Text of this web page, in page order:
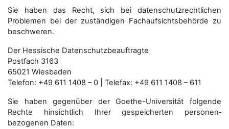
Sie haben das Recht, sich bei datenschutzrechtlichen
Problemen bei der zuständigen Fachauf­sichts­behörde zu
beschweren.
Der Hessische Datenschutzbeauftragte
Postfach 3163
65021 Wiesbaden
Telefon: +49 611 1408 – 0 | Telefax: +49 611 1408 – 611
Sie haben gegenüber der Goethe-Universität folgende
Rechte hinsichtlich Ihrer gespeicherten personen­
bezogenen Daten: